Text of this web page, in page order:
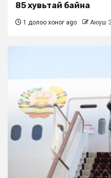
85 хувьтай байна
1 долоо хоног ago Аюуш